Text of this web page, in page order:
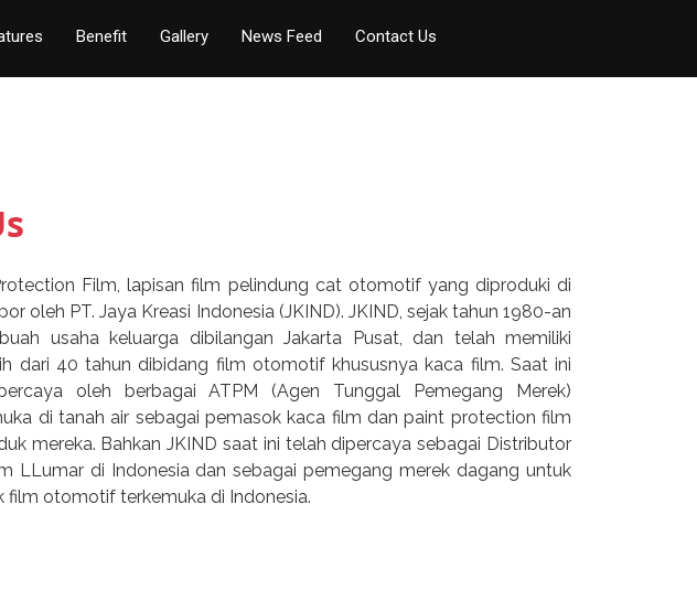
Benefit Gallery News Feed Contact Us
Film, lapisan film pelindung cat otomotif yang diproduki di
oleh PT. Jaya Kreasi Indonesia (JKIND). JKIND, sejak tahun 1980-an
usaha keluarga dibilangan Jakarta Pusat, dan telah memiliki
dari 40 tahun dibidang film otomotif khususnya kaca film. Saat ini
oleh berbagai ATPM (Agen Tunggal Pemegang Merek)
di tanah air sebagai pemasok kaca film dan paint protection film
mereka. Bahkan JKIND saat ini telah dipercaya sebagai Distributor
LLumar di Indonesia dan sebagai pemegang merek dagang untuk
film otomotif terkemuka di Indonesia.